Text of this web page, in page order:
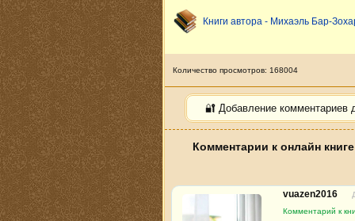
Книги автора - Михаэль Бар-
Количество просмотров: 168004
🔐 Добавление комментариев
Комментарии к онлайн
vuazen2016
Комментарий к